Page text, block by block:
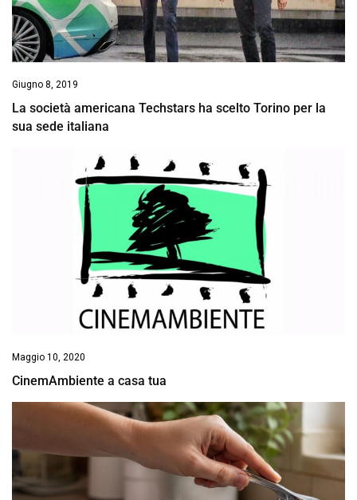
Giugno 8, 2019
La società americana Techstars ha scelto Torino per la
sua sede italiana
Maggio 10, 2020
CinemAmbiente a casa tua